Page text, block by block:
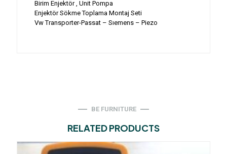
Birim Enjektör , Unit Pompa
Enjektör Sökme Toplama Montaj Seti
Vw Transporter-Passat – Sıemens – Piezo
BE FURNITURE
RELATED PRODUCTS